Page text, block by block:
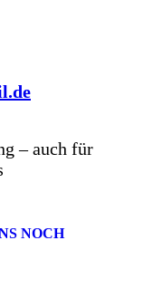
– auch für
NOCH